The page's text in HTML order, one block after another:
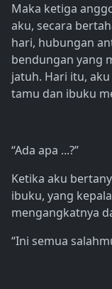
Maka ketiga
aku, secara
hari, hubungan
bendungan yang
jatuh. Hari itu,
tamu dan ibuku
“Ada apa ...?”
Ketika aku
ibuku, yang
mengangkatnya
“Ini semua